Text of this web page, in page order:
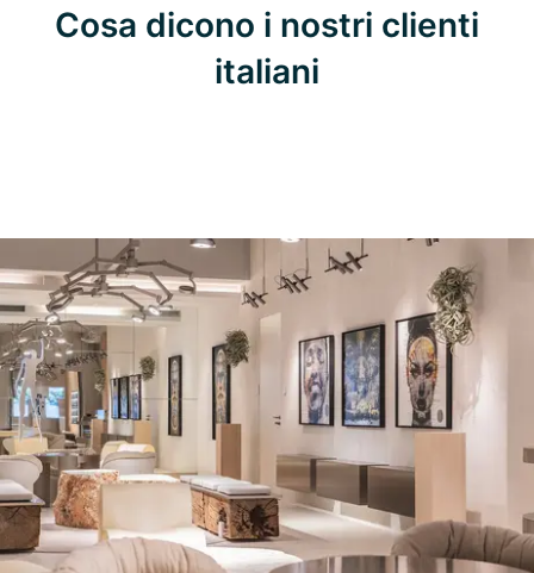
Cosa dicono i nostri clienti
italiani